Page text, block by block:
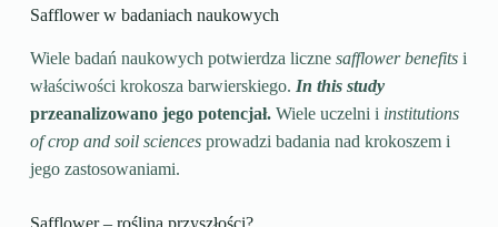
Safflower w badaniach naukowych
Wiele badań naukowych potwierdza liczne safflower benefitsi
właściwości krokosza barwierskiego. In this study
przeanalizowano jego potencjał.Wiele uczelni i institutions
of crop and soil sciencesprowadzi badania nad krokoszem i
jego zastosowaniami.